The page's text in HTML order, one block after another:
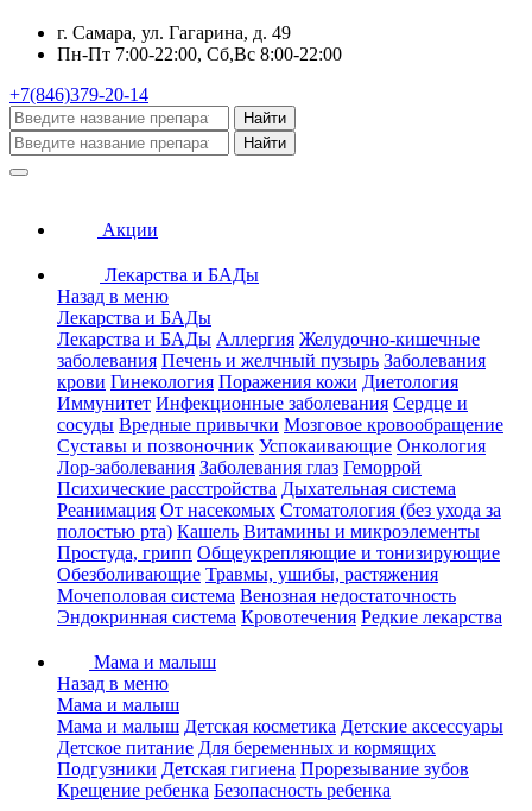
г. Самара, ул. Гагарина, д. 49
Пн-Пт 7:00-22:00, Сб,Вс 8:00-22:00
+7(846)379-20-14
Найти
Найти
Акции
Лекарства и БАДы
Назад в меню
Лекарства и БАДы
Лекарства и БАДы Аллергия Желудочно-кишечные
заболевания Печень и желчный пузырь Заболевания
крови Гинекология Поражения кожи Диетология
Иммунитет Инфекционные заболевания Сердце и
сосуды Вредные привычки Мозговое кровообращение
Суставы и позвоночник Успокаивающие Онкология
Лор-заболевания Заболевания глаз Геморрой
Психические расстройства Дыхательная система
Реанимация От насекомых Стоматология (без ухода за
полостью рта) Кашель Витамины и микроэлементы
Простуда, грипп Общеукрепляющие и тонизирующие
Обезболивающие Травмы, ушибы, растяжения
Мочеполовая система Венозная недостаточность
Эндокринная система Кровотечения Редкие лекарства
Мама и малыш
Назад в меню
Мама и малыш
Мама и малыш Детская косметика Детские аксессуары
Детское питание Для беременных и кормящих
Подгузники Детская гигиена Прорезывание зубов
Крещение ребенка Безопасность ребенка